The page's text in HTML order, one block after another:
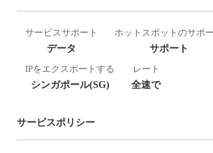
サービスサポート
データ
ホットスポットのサポ
サポート
IPをエクスポートする
シンガポール(SG)
レート
全速で
サービスポリシー